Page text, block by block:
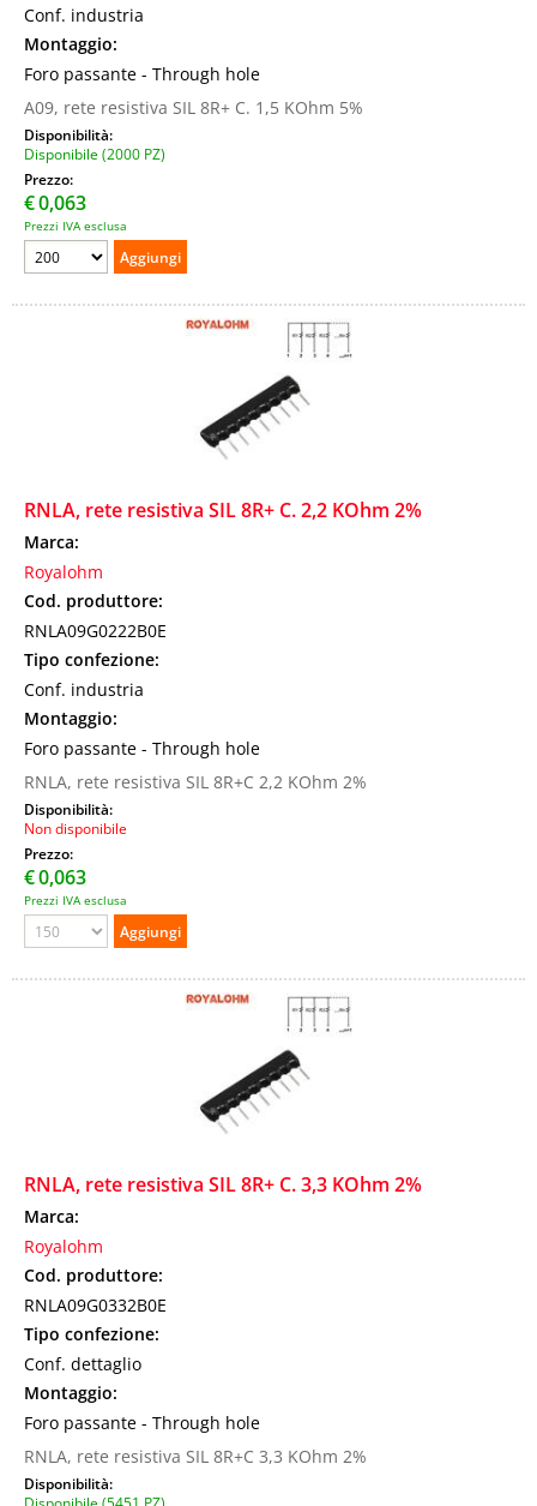
Conf. industria
Montaggio:
Foro passante - Through hole
A09, rete resistiva SIL 8R+ C. 1,5 KOhm 5%
Disponibilità:
Disponibile (2000 PZ)
Prezzo:
€0,063
Prezzi IVA esclusa
RNLA, rete resistiva SIL 8R+ C. 2,2 KOhm 2%
Marca:
Royalohm
Cod. produttore:
RNLA09G0222B0E
Tipo confezione:
Conf. industria
Montaggio:
Foro passante - Through hole
RNLA, rete resistiva SIL 8R+C 2,2 KOhm 2%
Disponibilità:
Non disponibile
Prezzo:
€0,063
Prezzi IVA esclusa
RNLA, rete resistiva SIL 8R+ C. 3,3 KOhm 2%
Marca:
Royalohm
Cod. produttore:
RNLA09G0332B0E
Tipo confezione:
Conf. dettaglio
Montaggio:
Foro passante - Through hole
RNLA, rete resistiva SIL 8R+C 3,3 KOhm 2%
Disponibilità: